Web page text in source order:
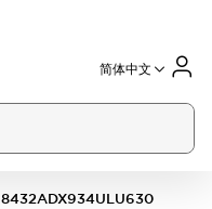
International
France
USA
简体中文
8432ADX934ULU630